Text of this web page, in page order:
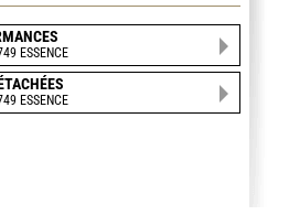
ESSENCE
ESSENCE